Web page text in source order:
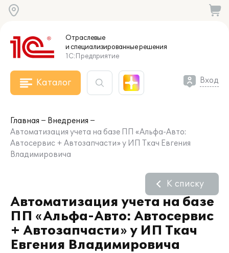
Отраслевые
и специализированныерешения
1С:Предприятие
Каталог Вход
Главная
Внедрения
Автоматизация учета на базе ПП «Альфа-Авто:
Автосервис + Автозапчасти» у ИП Ткач Евгения
Владимировича
Автоматизация учета на базе
ПП «Альфа-Авто: Автосервис
+ Автозапчасти» у ИП Ткач
Евгения Владимировича
К списку